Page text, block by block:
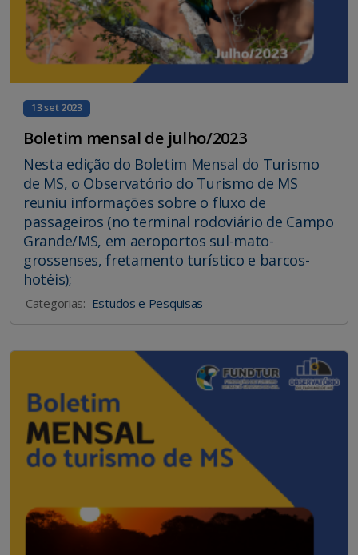
13 set 2023
Boletim mensal de julho/2023
Nesta edição do Boletim Mensal do Turismo
de MS, o Observatório do Turismo de MS
reuniu informações sobre o fluxo de
passageiros (no terminal rodoviário de Campo
Grande/MS, em aeroportos sul-mato-
grossenses, fretamento turístico e barcos-
hotéis);
Categorias: Estudos e Pesquisas